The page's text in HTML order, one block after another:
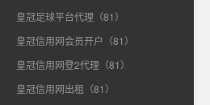
皇冠足球平台代理（81）
皇冠信用网会员开户（81）
皇冠信用网登2代理（81）
皇冠信用网出租（81）